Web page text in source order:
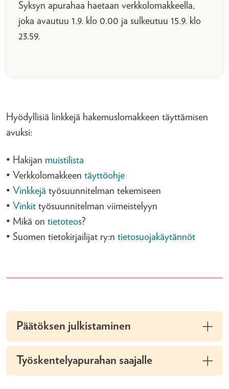
Syksyn apurahaa haetaan verkkolomakkeella,
joka avautuu 1.9. klo 0.00 ja sulkeutuu 15.9. klo
23.59.
Hyödyllisiä linkkejä hakemuslomakkeen täyttämisen
avuksi:
• Hakijan muistilista
• Verkkolomakkeen täyttöohje
• Vinkkejä työsuunnitelman tekemiseen
• Vinkit työsuunnitelman viimeistelyyn
• Mikä on tietoteos?
• Suomen tietokirjailijat ry:n tietosuojakäytännöt
Päätöksen julkistaminen
Työskentelyapurahan saajalle